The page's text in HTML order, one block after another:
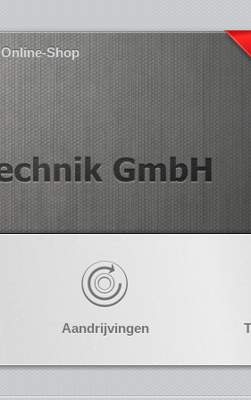
Online-Shop
Aandrijvingen